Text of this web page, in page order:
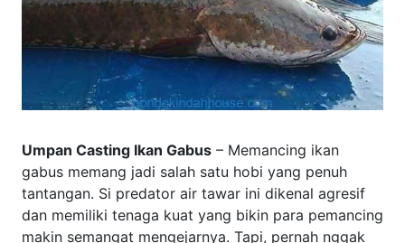
Umpan Casting Ikan Gabus – Memancing ikan
gabus memang jadi salah satu hobi yang penuh
tantangan. Si predator air tawar ini dikenal agresif
dan memiliki tenaga kuat yang bikin para pemancing
makin semangat mengejarnya. Tapi, pernah nggak